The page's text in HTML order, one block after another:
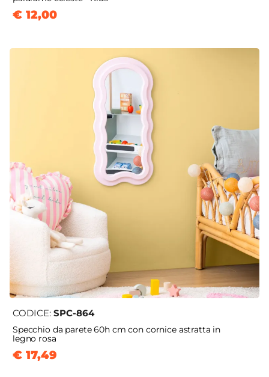
€ 12,00
CODICE: SPC-864
Specchio da parete 60h cm con cornice astratta in
legno rosa
€ 17,49